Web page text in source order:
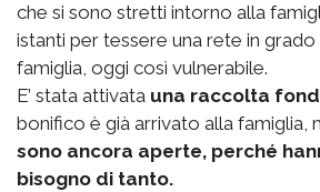
che si sono stretti intorno alla
istanti per tessere una rete in
famiglia, oggi così vulnerabile.
E’ stata attivata una raccolta
bonifico è già arrivato alla famiglia,
sono ancora aperte, perché
bisogno di tanto.